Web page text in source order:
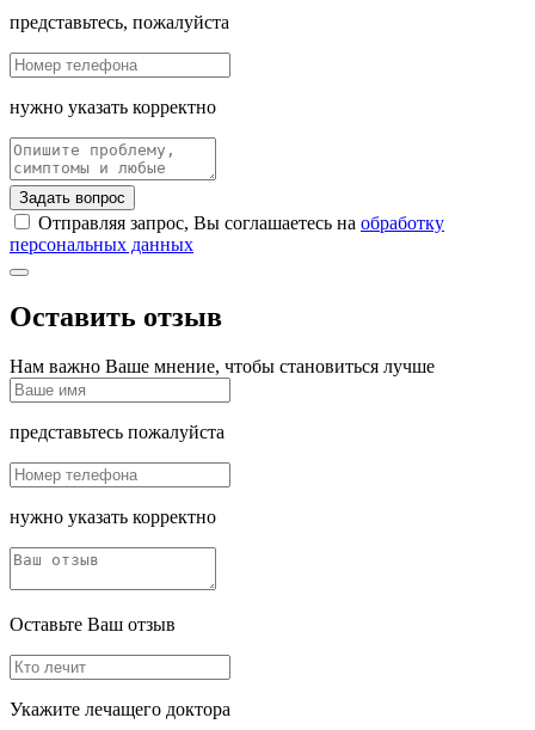
представьтесь, пожалуйста
нужно указать корректно
Задать вопрос
Отправляя запрос, Вы соглашаетесь на обработку
персональных данных
Оставить отзыв
Нам важно Ваше мнение, чтобы становиться лучше
представьтесь пожалуйста
нужно указать корректно
Оставьте Ваш отзыв
Укажите лечащего доктора